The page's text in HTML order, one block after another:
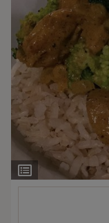
Ingrediëntenlijst